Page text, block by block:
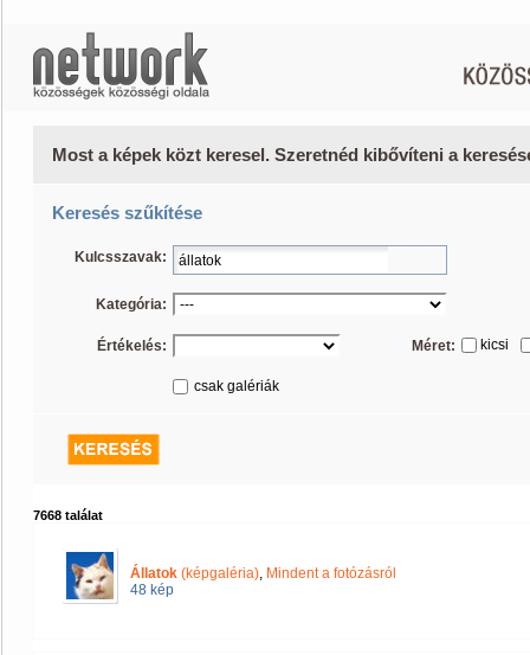
Most a képek közt keresel. Szeretnéd kibővíteni a
Keresés szűkítése
Kulcsszavak:
Kategória:
Értékelés: Méret: kicsi
csak galériák
7668 találat
Állatok (képgaléria), Mindent a fotózásról
48 kép